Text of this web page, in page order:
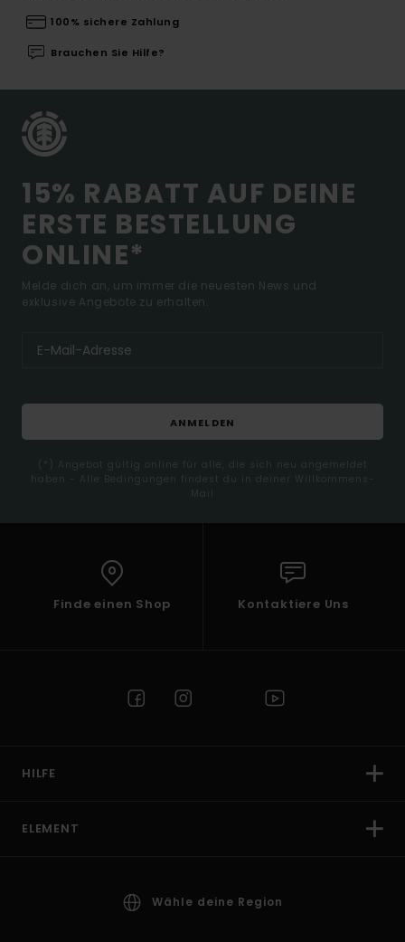
100% sichere Zahlung
Brauchen Sie Hilfe?
15% RABATT AUF DEINE
ERSTE BESTELLUNG
ONLINE*
Melde dich an, um immer die neuesten News und
exklusive Angebote zu erhalten.
ANMELDEN
(*) Angebot gültig online für alle, die sich neu angemeldet
haben - Alle Bedingungen findest du in deiner Willkommens-
Mail
Finde einen Shop Kontaktiere Uns
HILFE
ELEMENT
Wähle deine Region